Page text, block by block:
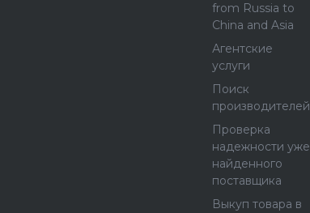
from Russia to
China and Asia
Агентские
услуги
Поиск
производителей
Проверка
надежности уже
найденного
поставщика
Выкуп товара в